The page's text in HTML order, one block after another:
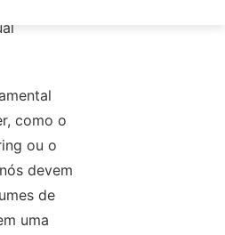
como o
ou o
devem
de
uma